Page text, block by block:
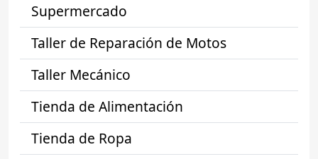
Supermercado
Taller de Reparación de Motos
Taller Mecánico
Tienda de Alimentación
Tienda de Ropa